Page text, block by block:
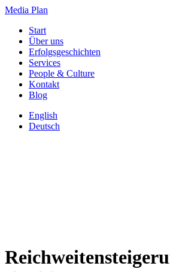
Media Plan
Start
Über uns
Erfolgsgeschichten
Services
People & Culture
Kontakt
Blog
English
Deutsch